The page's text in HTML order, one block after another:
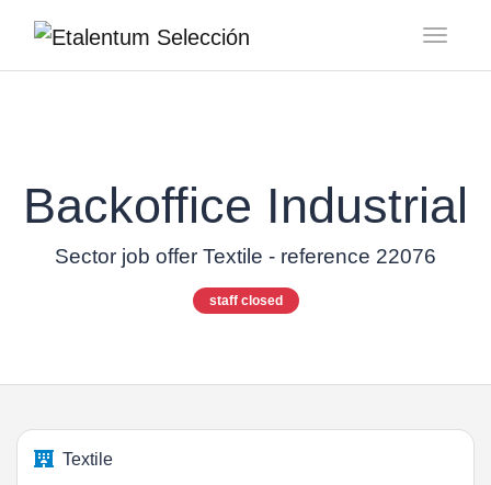
Backoffice Industrial
Sector job offer Textile - reference 22076
staff closed
Textile